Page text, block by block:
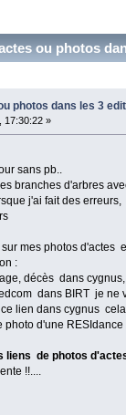
ou photos
photos dans les 3
17:30:22 »
sans pb..
branches d'arbres
j'ai fait des
mes photos d'actes
:
décès dans
dans BIRT je ne
lien dans cygnus
photo d'une RESIdance
de photos
!!....